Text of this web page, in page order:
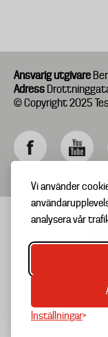
Vi använder
analysera vår
Inställningar
Ansvarig utgivare
Adress
© Copyright 2025
Footer
menu